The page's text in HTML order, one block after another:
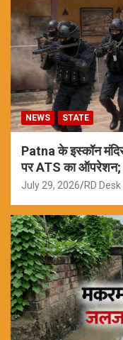
NEWS STATE
Patna के इस्कॉन
पर ATS का ऑपरेशन;
July 29, 2026 RD Desk